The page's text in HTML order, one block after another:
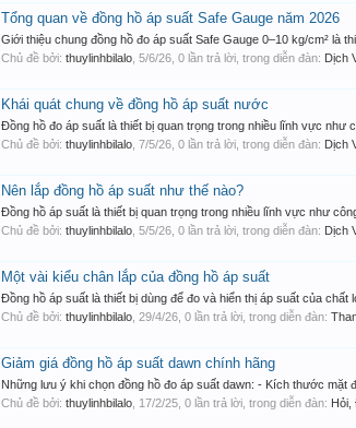
Tổng quan về đồng hồ áp suất Safe Gauge năm 2026
Giới thiệu chung đồng hồ đo áp suất Safe Gauge 0–10 kg/cm² là
Chủ đề bởi: thuylinhbilalo 5/6/26 , 0 lần trả lời, trong diễn đàn: Dịch
Khái quát chung về đồng hồ áp suất nước
Đồng hồ đo áp suất là thiết bị quan trọng trong nhiều lĩnh vực như
Chủ đề bởi: thuylinhbilalo 7/5/26 , 0 lần trả lời, trong diễn đàn: Dịch
Nên lắp đồng hồ áp suất như thế nào?
Đồng hồ áp suất là thiết bị quan trọng trong nhiều lĩnh vực như
Chủ đề bởi: thuylinhbilalo 5/5/26 , 0 lần trả lời, trong diễn đàn: Dịch
Một vài kiểu chân lắp của đồng hồ áp suất
Đồng hồ áp suất là thiết bị dùng để đo và hiển thị áp suất của
Chủ đề bởi: thuylinhbilalo 29/4/26 , 0 lần trả lời, trong diễn đàn:
Giảm giá đồng hồ áp suất dawn chính hãng
Những lưu ý khi chọn đồng hồ đo áp suất dawn: - Kích thước mặt
Chủ đề bởi: thuylinhbilalo 17/2/25 , 0 lần trả lời, trong diễn đàn: Hỏi,